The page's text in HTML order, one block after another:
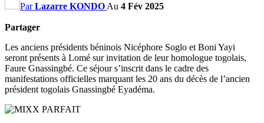
ParLazarre KONDO Au 4 Fév 2025
Partager
Les anciens présidents béninois Nicéphore Soglo et Boni Yayi
seront présents à Lomé sur invitation de leur homologue togolais,
Faure Gnassingbé. Ce séjour s’inscrit dans le cadre des
manifestations officielles marquant les 20 ans du décès de l’ancien
président togolais Gnassingbé Eyadéma.